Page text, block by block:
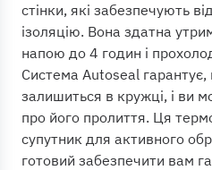
стінки, які забезпечують
ізоляцію. Вона здатна
напою до 4 годин і
Система Autoseal
залишиться в кружці, і ви
про його пролиття. Ця
супутник для активного
готовий забезпечити вам